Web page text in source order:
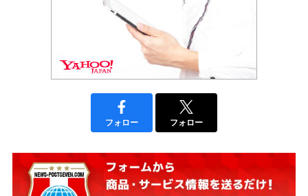
フォロー フォロー